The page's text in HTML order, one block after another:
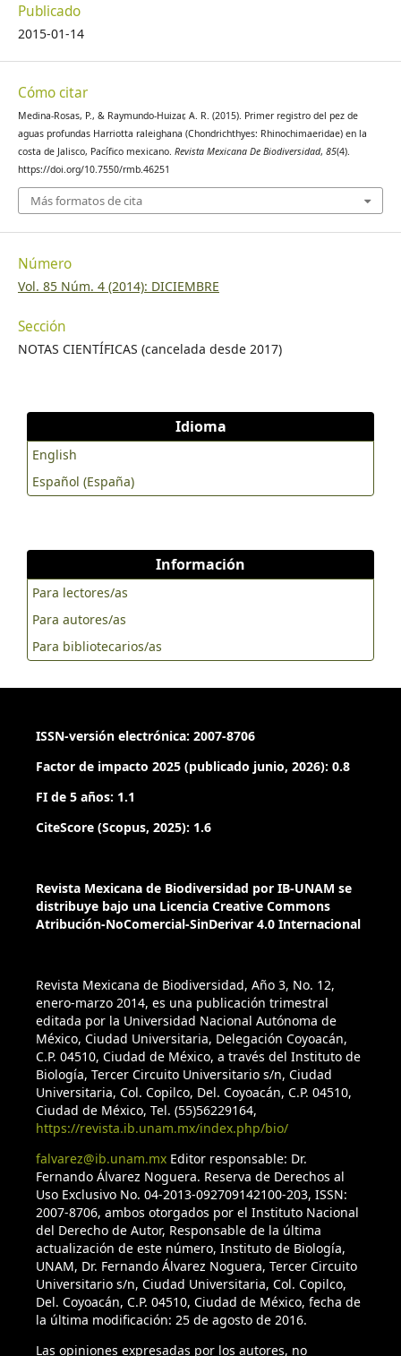
Publicado
2015-01-14
Cómo citar
Medina-Rosas, P., & Raymundo-Huizar, A. R. (2015). Primer registro del pez de
aguas profundas Harriotta raleighana (Chondrichthyes: Rhinochimaeridae) en la
costa de Jalisco, Pacífico mexicano. Revista Mexicana De Biodiversidad, 85(4).
https://doi.org/10.7550/rmb.46251
Más formatos de cita
Número
Vol. 85 Núm. 4 (2014): DICIEMBRE
Sección
NOTAS CIENTÍFICAS (cancelada desde 2017)
Idioma
English
Español (España)
Información
Para lectores/as
Para autores/as
Para bibliotecarios/as
ISSN-versión electrónica: 2007-8706
Factor de impacto 2025 (publicado junio, 2026): 0.8
FI de 5 años: 1.1
CiteScore (Scopus, 2025): 1.6
Revista Mexicana de Biodiversidad por IB-UNAM se
distribuye bajo una Licencia Creative Commons
Atribución-NoComercial-SinDerivar 4.0 Internacional
Revista Mexicana de Biodiversidad, Año 3, No. 12,
enero-marzo 2014, es una publicación trimestral
editada por la Universidad Nacional Autónoma de
México, Ciudad Universitaria, Delegación Coyoacán,
C.P. 04510, Ciudad de México, a través del Instituto de
Biología, Tercer Circuito Universitario s/n, Ciudad
Universitaria, Col. Copilco, Del. Coyoacán, C.P. 04510,
Ciudad de México, Tel. (55)56229164,
https://revista.ib.unam.mx/index.php/bio/
falvarez@ib.unam.mxEditor responsable: Dr.
Fernando Álvarez Noguera. Reserva de Derechos al
Uso Exclusivo No. 04-2013-092709142100-203, ISSN:
2007-8706, ambos otorgados por el Instituto Nacional
del Derecho de Autor, Responsable de la última
actualización de este número, Instituto de Biología,
UNAM, Dr. Fernando Álvarez Noguera, Tercer Circuito
Universitario s/n, Ciudad Universitaria, Col. Copilco,
Del. Coyoacán, C.P. 04510, Ciudad de México, fecha de
la última modificación: 25 de agosto de 2016.
Las opiniones expresadas por los autores, no